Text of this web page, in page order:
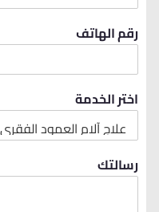
رقم الهاتف
اختر الخدمة
رسالتك